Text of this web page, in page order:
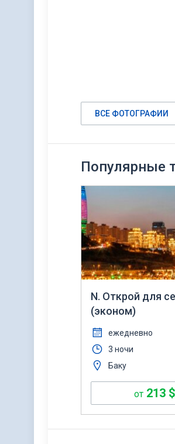
ВСЕ ФОТОГРАФИИ
Популярные
N. Открой для
(эконом)
ежедневно
3 ночи
Баку
от213 $